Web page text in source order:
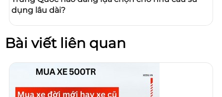
dụng lâu dài?
Bài viết liên quan